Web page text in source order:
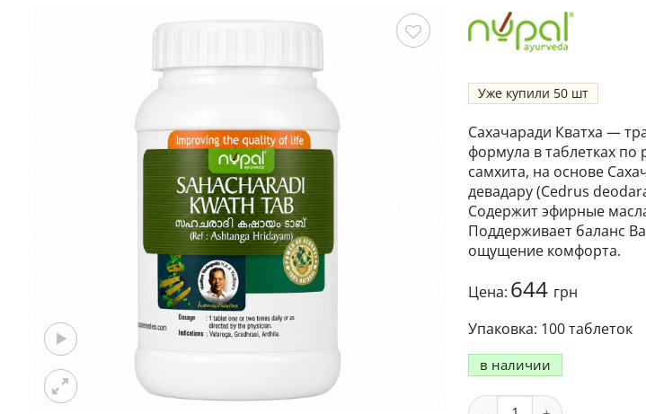
Уже купили 50
Сахачаради Кватха —
формула в таблетках по
самхита, на основе
девадару (Cedrus
Содержит эфирные
Поддерживает баланс
ощущение комфорта.
Цена: 644 грн
100 таблеток
в наличии